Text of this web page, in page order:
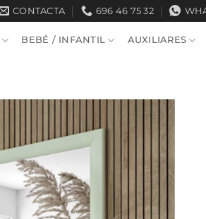
CONTACTA 696 46 75 32
BEBÉ / INFANTIL AUXILIARES